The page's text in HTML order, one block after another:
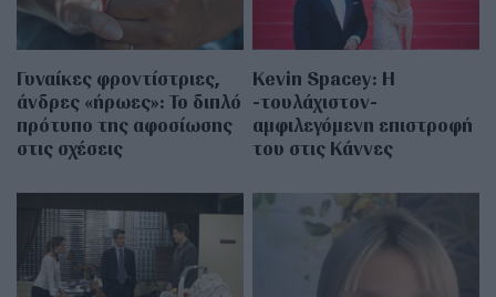
Γυναίκες φροντίστριες,
άνδρες «ήρωες»: Το διπλό
πρότυπο της αφοσίωσης
στις σχέσεις
Kevin Spacey: Η
-τουλάχιστον-
αμφιλεγόμενη επιστροφή
του στις Κάννες